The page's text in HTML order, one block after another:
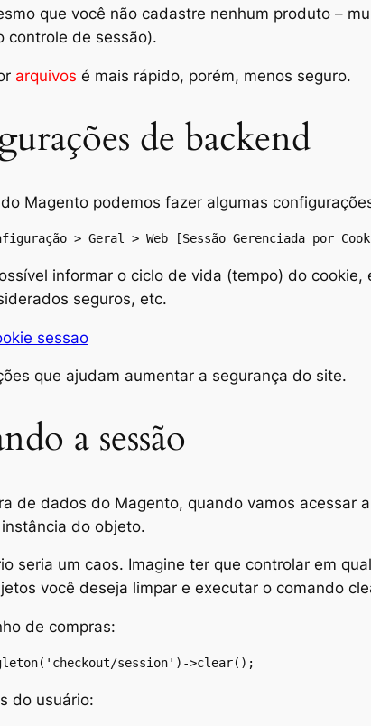
que você não cadastre nenhum produto –
controle de sessão).
arquivos é mais rápido, porém, menos seguro.
de backend
Magento podemos fazer algumas
> Geral > Web [Sessão Gerenciada por
informar o ciclo de vida (tempo) do
seguros, etc.
que ajudam aumentar a segurança do site.
a sessão
de dados do Magento, quando vamos acessar
do objeto.
seria um caos. Imagine ter que controlar em
você deseja limpar e executar o comando
de compras:
session')->clear();
do usuário: